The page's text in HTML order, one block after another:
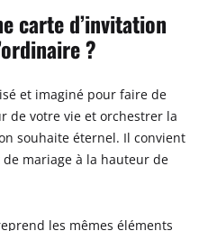
carte d’invitation
?
et imaginé pour faire de
de votre vie et orchestrer la
souhaite éternel. Il convient
mariage à la hauteur de
les mêmes éléments